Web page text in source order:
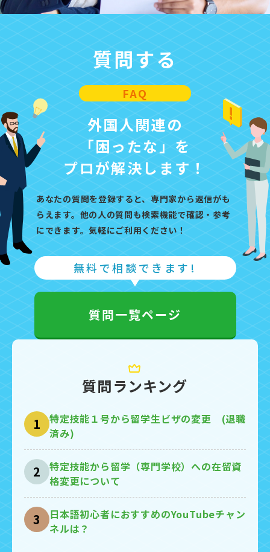
質問する
FAQ
外国人関連の
「困ったな」を
プロが解決します！
あなたの質問を登録すると、専門家から返信がも
らえます。他の人の質問も検索機能で確認・参考
にできます。気軽にご利用ください！
無料で相談できます!
質問一覧ページ
質問ランキング
1
特定技能１号から留学生ビザの変更 (退職
済み)
2
特定技能から留学（専門学校）への在留資
格変更について
3
日本語初心者におすすめのYouTubeチャン
ネルは？